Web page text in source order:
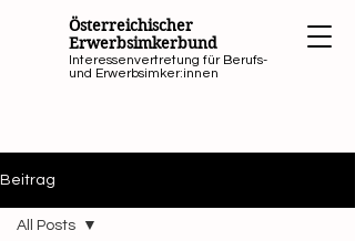
Österreichischer
Erwerbsimkerbund
Interessenvertretung für Berufs-
und Erwerbsimker:innen
Beitrag
All Posts